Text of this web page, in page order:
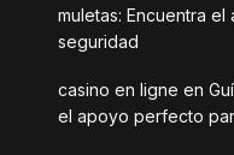
muletas: Encuentra
seguridad
casino en ligne en
el apoyo perfecto